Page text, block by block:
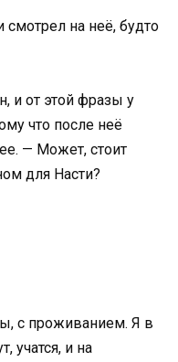
смотрел на неё, будто
и от этой фразы у
что после неё
— Может, стоит
для Насти?
с проживанием. Я в
учатся, и на